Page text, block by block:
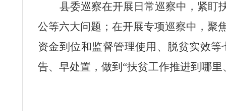
县委巡察在开展日常巡察中，紧盯
公等六大问题；在开展专项巡察中，聚
资金到位和监督管理使用、脱贫实效
告、早处置，做到“扶贫工作推进到哪